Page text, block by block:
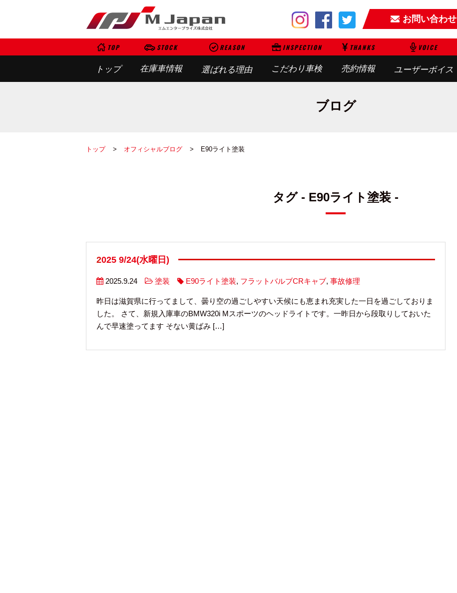
お問い合わせ
TOP
トップ
STOCK
在庫車情報
REASON
選ばれる理由
INSPECTION
こだわり車検
THANKS
売約情報
VOICE
ユーザーボイス
ブログ
トップ オフィシャルブログ E90ライト塗装
タグ - E90ライト塗装 -
2025 9/24(水曜日)
2025.9.24 塗装 E90ライト塗装, フラットバルブCRキャブ, 事故修理
昨日は滋賀県に行ってまして、曇り空の過ごしやすい天候にも恵まれ充実した一日を過ごしておりま
した。 さて、新規入庫車のBMW320i Mスポーツのヘッドライトです。一昨日から段取りしておいた
んで早速塗ってます そない黄ばみ […]